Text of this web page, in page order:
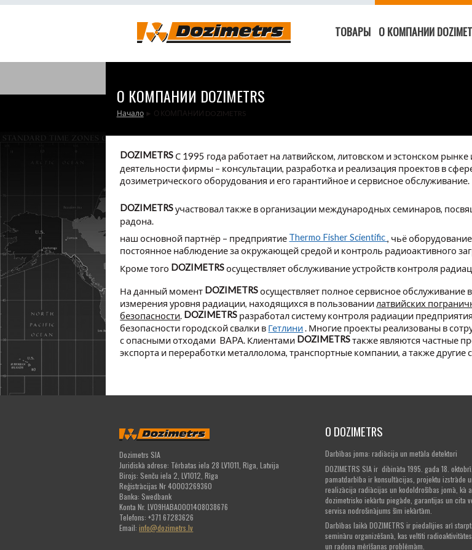
ТОВАРЫ О КОМПАНИИ
О КОМПАНИИ DOZIMETRS
Начало► О КОМПАНИИ DOZIMETRS
DOZIMETRS С 1995 года работает на латвийском, литовском и эстонском
деятельности фирмы – консультации, разработка и реализация проектов в
дозиметрического оборудования и его гарантийное и сервисное обслуживание.
DOZIMETRSучаствовал также в организации международных семинаров,
радона.
наш основной партнёр – предприятиеThermo Fisher Scientific , чьё
постоянное наблюдение за окружающей средой и контроль радиоактивного
Кроме того DOZIMETRSосуществляет обслуживание устройств контроля
На данный момент DOZIMETRSосуществляет полное сервисное
измерения уровня радиации, находящихся в пользованиилатвийских
безопасности. DOZIMETRS разработал систему контроля радиации предприятия
безопасности городской свалки в Гетлини. Многие проекты реализованы в
с опасными отходами BAPA. Клиентами DOZIMETRSтакже являются частные
экспорта и переработки металлолома, транспортные компании, а также
Dozimetrs SIA
Juridiskā adrese: Tērbatas iela 28 LV1011, Rīga, Latvija
Birojs: Senču iela 2, LV1012, Rīga
Reģistrācijas Nr 40003269360
Banka: Swedbank
Konta Nr. LV09HABA0001408038676
Telefons: +371 67283626
Email:info@dozimetrs.lv
О DOZIMETRS
Darbības joma: radiācija un metāla detektori
DOZIMETRS SIA ir dibināta 1995. gada 18.
pamatdarbība ir konsultācijas, projektu izstrāde
realizācija radiācijas un kodoldrošības jomā, kā
dozimetrisko iekārtu piegāde, garantijas un cita
servisa nodrošinājums šīm iekārtām.
Darbības laikā DOZIMETRS ir piedalījies arī
semināru organizēšanā, kas veltīti radioaktivitātes
un radona mērīšanas problēmām.